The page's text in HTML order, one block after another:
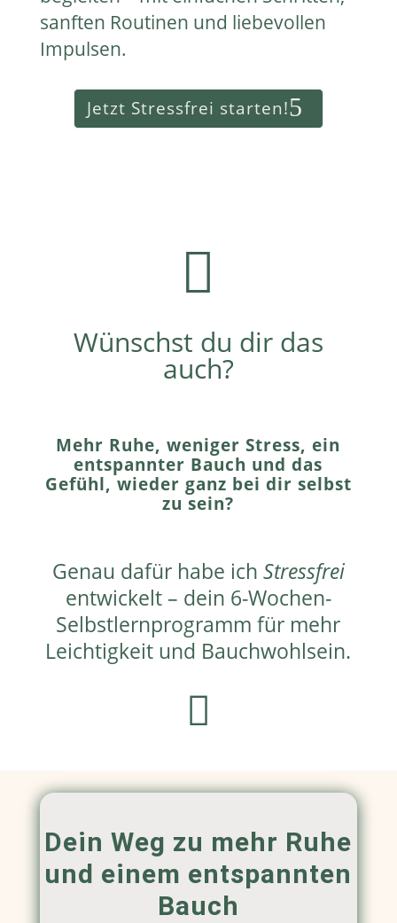
sanften Routinen und liebevollen
Impulsen.
Jetzt Stressfrei starten!

Wünschst du dir das
auch?
Mehr Ruhe, weniger Stress, ein
entspannter Bauch und das
Gefühl, wieder ganz bei dir selbst
zu sein?
Genau dafür habe ich Stressfrei
entwickelt – dein 6-Wochen-
Selbstlernprogramm für mehr
Leichtigkeit und Bauchwohlsein.

Dein Weg zu mehr Ruhe
und einem entspannten
Bauch